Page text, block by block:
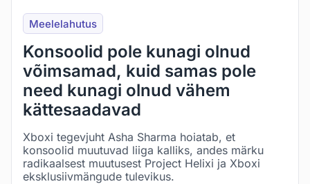
Meelelahutus
Konsoolid pole kunagi olnud
võimsamad, kuid samas pole
need kunagi olnud vähem
kättesaadavad
Xboxi tegevjuht Asha Sharma hoiatab, et
konsoolid muutuvad liiga kalliks, andes märku
radikaalsest muutusest Project Helixi ja Xboxi
eksklusiivmängude tulevikus.